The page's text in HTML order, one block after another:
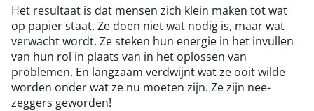
Het resultaat is dat mensen zich klein maken tot wat
op papier staat. Ze doen niet wat nodig is, maar wat
verwacht wordt. Ze steken hun energie in het invullen
van hun rol in plaats van in het oplossen van
problemen. En langzaam verdwijnt wat ze ooit wilde
worden onder wat ze nu moeten zijn. Ze zijn nee-
zeggers geworden!